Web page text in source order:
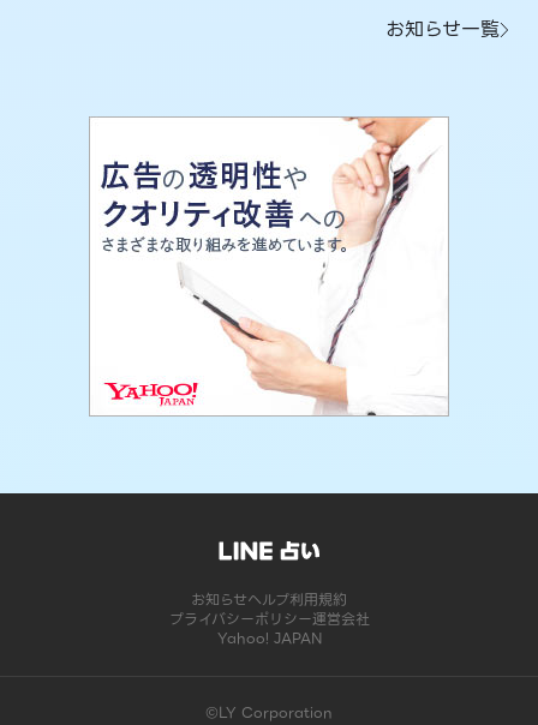
お知らせ一覧
お知らせヘルプ利用規約
プライバシーポリシー運営会社
Yahoo! JAPAN
©LY Corporation